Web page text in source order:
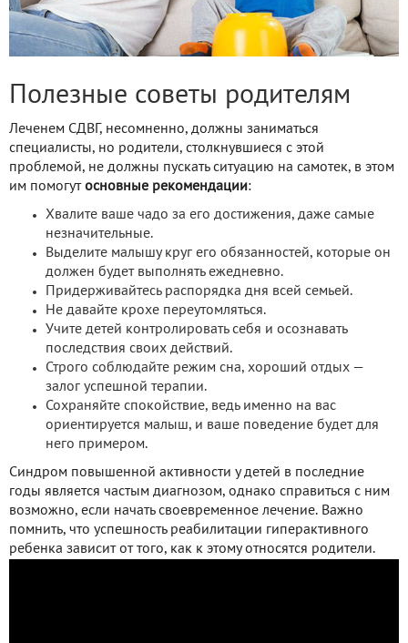
Полезные советы родителям
Леченем СДВГ, несомненно, должны заниматься
специалисты, но родители, столкнувшиеся с этой
проблемой, не должны пускать ситуацию на самотек, в этом
им помогут основные рекомендации:
Хвалите ваше чадо за его достижения, даже самые
незначительные.
Выделите малышу круг его обязанностей, которые он
должен будет выполнять ежедневно.
Придерживайтесь распорядка дня всей семьей.
Не давайте крохе переутомляться.
Учите детей контролировать себя и осознавать
последствия своих действий.
Строго соблюдайте режим сна, хороший отдых —
залог успешной терапии.
Сохраняйте спокойствие, ведь именно на вас
ориентируется малыш, и ваше поведение будет для
него примером.
Синдром повышенной активности у детей в последние
годы является частым диагнозом, однако справиться с ним
возможно, если начать своевременное лечение. Важно
помнить, что успешность реабилитации гиперактивного
ребенка зависит от того, как к этому относятся родители.